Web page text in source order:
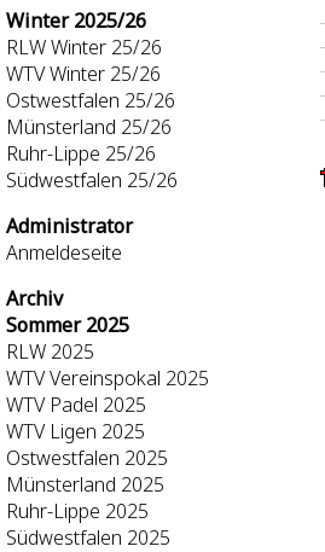
Winter 2025/26
RLW Winter 25/26
WTV Winter 25/26
Ostwestfalen 25/26
Münsterland 25/26
Ruhr-Lippe 25/26
Südwestfalen 25/26
Administrator
Anmeldeseite
Archiv
Sommer 2025
RLW 2025
WTV Vereinspokal 2025
WTV Padel 2025
WTV Ligen 2025
Ostwestfalen 2025
Münsterland 2025
Ruhr-Lippe 2025
Südwestfalen 2025